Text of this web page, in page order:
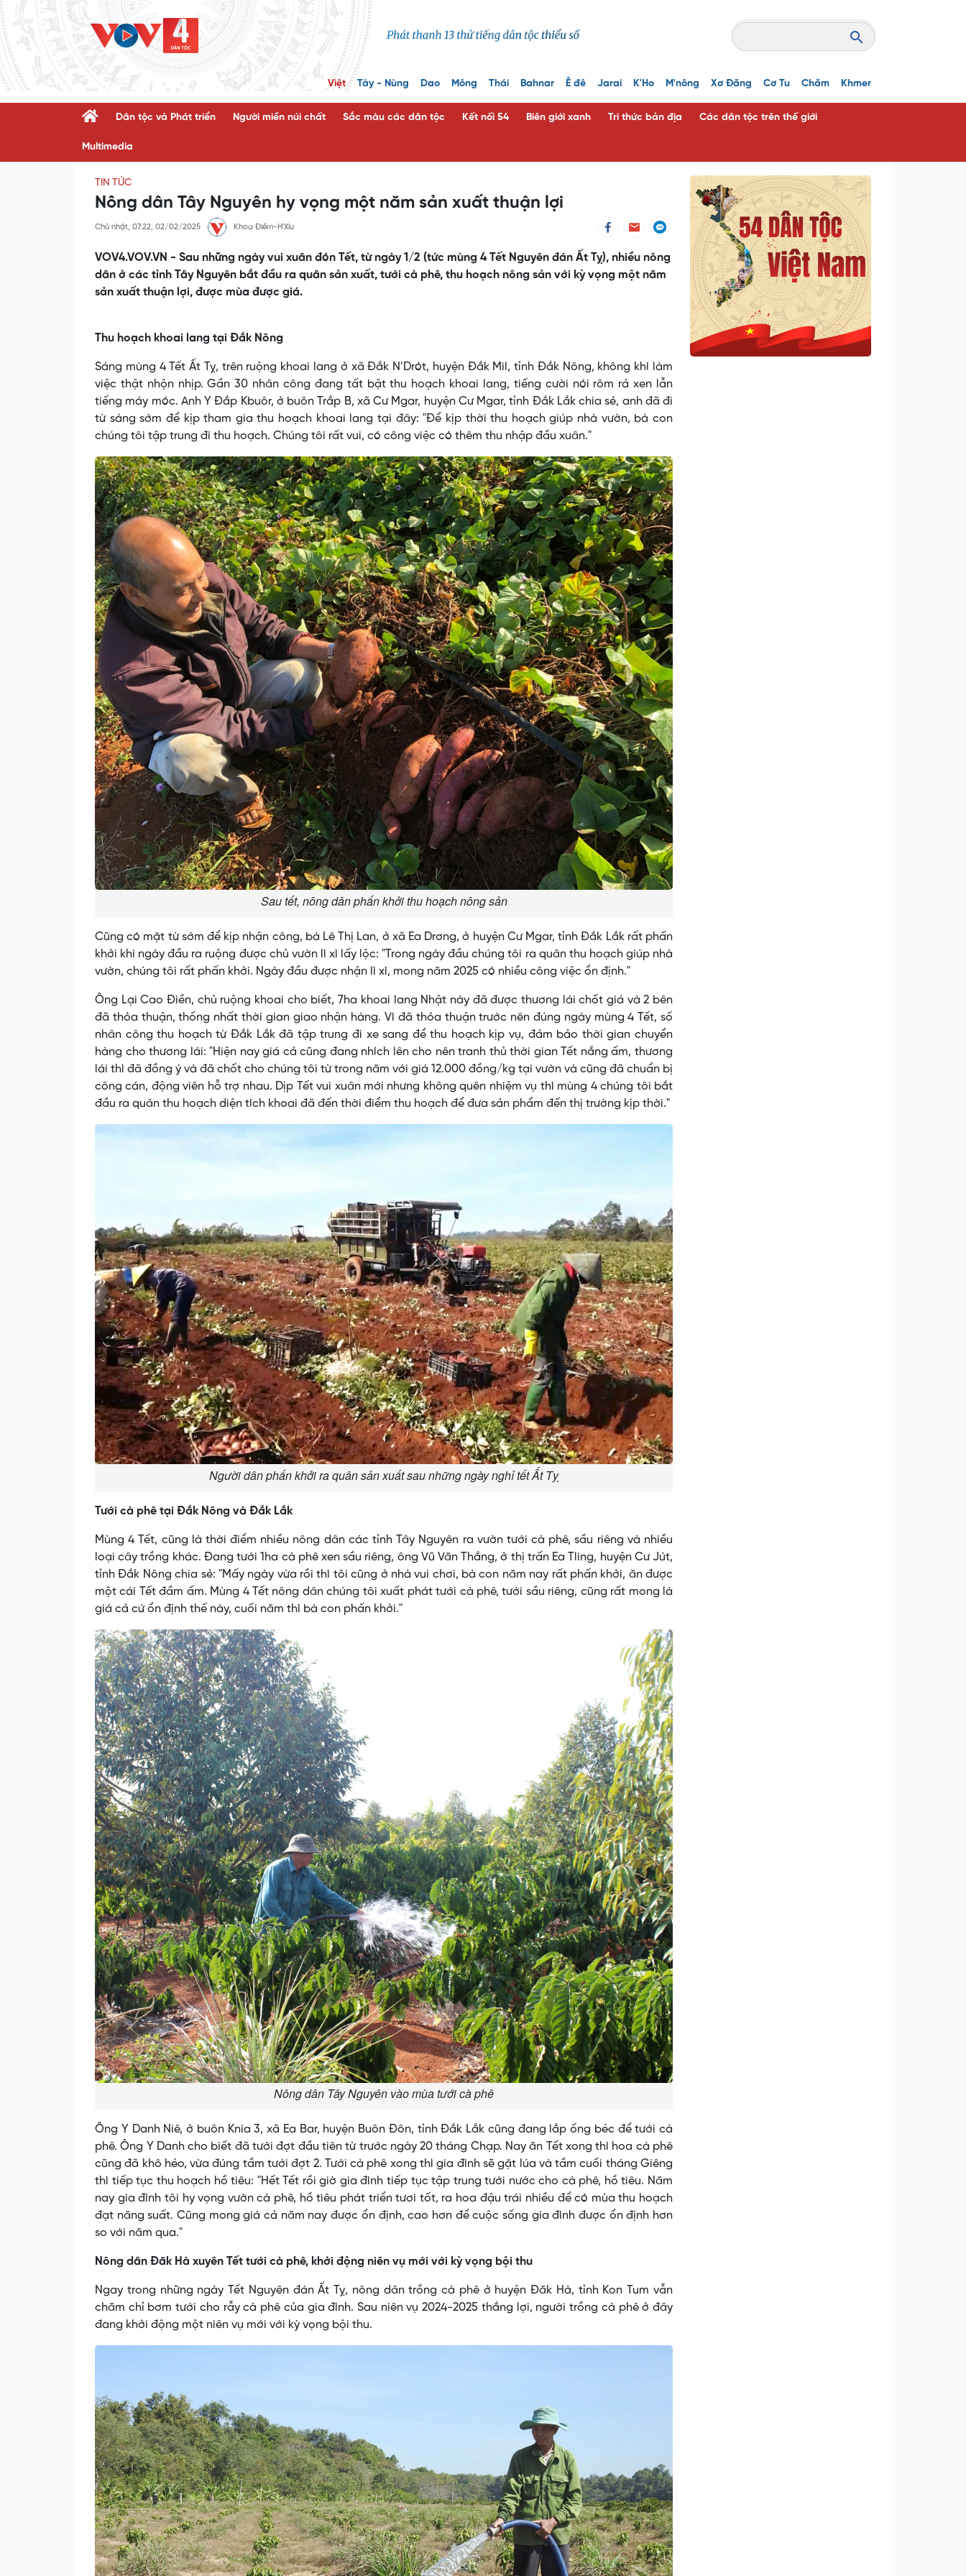
Việt Tày - Nùng Dao Mông Thái Bahnar Ê đê Jarai K'Ho M'nông Xơ Đăng Cơ Tu Chăm Khmer
Dân tộc và Phát triển Người miền núi chất Sắc màu các dân tộc Kết nối 54 Biên giới xanh Tri thức bản địa Các dân tộc trên thế giới
Multimedia
TIN TỨC
Nông dân Tây Nguyên hy vọng một năm sản xuất thuận lợi
Chủ nhật, 07:22, 02/02/2025 Khoa Điềm-H'Xíu
VOV4.VOV.VN - Sau những ngày vui xuân đón Tết, từ ngày 1/2 (tức mùng 4 Tết Nguyên đán Ất Tỵ), nhiều nông
dân ở các tỉnh Tây Nguyên bắt đầu ra quân sản xuất, tưới cà phê, thu hoạch nông sản với kỳ vọng một năm
sản xuất thuận lợi, được mùa được giá.
Thu hoạch khoai lang tại Đắk Nông
Sáng mùng 4 Tết Ất Tỵ, trên ruộng khoai lang ở xã Đắk N’Drót, huyện Đắk Mil, tỉnh Đắk Nông, không khí làm
việc thật nhộn nhịp. Gần 30 nhân công đang tất bật thu hoạch khoai lang, tiếng cười nói rôm rả xen lẫn
tiếng máy móc. Anh Y Đắp Kbuôr, ở buôn Trắp B, xã Cư Mgar, huyện Cư Mgar, tỉnh Đắk Lắk chia sẻ, anh đã đi
từ sáng sớm để kịp tham gia thu hoạch khoai lang tại đây: "Để kịp thời thu hoạch giúp nhà vườn, bà con
chúng tôi tập trung đi thu hoạch. Chúng tôi rất vui, có công việc có thêm thu nhập đầu xuân."
Sau tết, nông dân phấn khởi thu hoạch nông sản
Cũng có mặt từ sớm để kịp nhận công, bà Lê Thị Lan, ở xã Ea Drơng, ở huyện Cư Mgar, tỉnh Đắk Lắk rất phấn
khởi khi ngày đầu ra ruộng được chủ vườn lì xì lấy lộc: "Trong ngày đầu chúng tôi ra quân thu hoạch giúp nhà
vườn, chúng tôi rất phấn khởi. Ngày đầu được nhận lì xì, mong năm 2025 có nhiều công việc ổn định."
Ông Lại Cao Điền, chủ ruộng khoai cho biết, 7ha khoai lang Nhật này đã được thương lái chốt giá và 2 bên
đã thỏa thuận, thống nhất thời gian giao nhận hàng. Vì đã thỏa thuận trước nên đúng ngày mùng 4 Tết, số
nhân công thu hoạch từ Đắk Lắk đã tập trung đi xe sang để thu hoạch kịp vụ, đảm bảo thời gian chuyển
hàng cho thương lái: "Hiện nay giá cả cũng đang nhích lên cho nên tranh thủ thời gian Tết nắng ấm, thương
lái thì đã đồng ý và đã chốt cho chúng tôi từ trong năm với giá 12.000 đồng/kg tại vườn và cũng đã chuẩn bị
công cán, động viên hỗ trợ nhau. Dịp Tết vui xuân mới nhưng không quên nhiệm vụ thì mùng 4 chúng tôi bắt
đầu ra quân thu hoạch diện tích khoai đã đến thời điểm thu hoạch để đưa sản phẩm đến thị trường kịp thời."
Người dân phấn khởi ra quân sản xuất sau những ngày nghỉ tết Ất Tỵ
Tưới cà phê tại Đắk Nông và Đắk Lắk
Mùng 4 Tết, cũng là thời điểm nhiều nông dân các tỉnh Tây Nguyên ra vườn tưới cà phê, sầu riêng và nhiều
loại cây trồng khác. Đang tưới 1ha cà phê xen sầu riêng, ông Vũ Văn Thắng, ở thị trấn Ea Tling, huyện Cư Jút,
tỉnh Đắk Nông chia sẻ: "Mấy ngày vừa rồi thì tôi cũng ở nhà vui chơi, bà con năm nay rất phấn khởi, ăn được
một cái Tết đầm ấm. Mùng 4 Tết nông dân chúng tôi xuất phát tưới cà phê, tưới sầu riêng, cũng rất mong là
giá cả cứ ổn định thế này, cuối năm thì bà con phấn khởi."
Nông dân Tây Nguyên vào mùa tưới cà phê
Ông Y Danh Niê, ở buôn Knia 3, xã Ea Bar, huyện Buôn Đôn, tỉnh Đắk Lắk cũng đang lắp ống béc để tưới cà
phê. Ông Y Danh cho biết đã tưới đợt đầu tiên từ trước ngày 20 tháng Chạp. Nay ăn Tết xong thì hoa cà phê
cũng đã khô héo, vừa đúng tầm tưới đợt 2. Tưới cà phê xong thì gia đình sẽ gặt lúa và tầm cuối tháng Giêng
thì tiếp tục thu hoạch hồ tiêu: "Hết Tết rồi giờ gia đình tiếp tục tập trung tưới nước cho cà phê, hồ tiêu. Năm
nay gia đình tôi hy vọng vườn cà phê, hồ tiêu phát triển tươi tốt, ra hoa đậu trái nhiều để có mùa thu hoạch
đạt năng suất. Cũng mong giá cả năm nay được ổn định, cao hơn để cuộc sống gia đình được ổn định hơn
so với năm qua."
Nông dân Đăk Hà xuyên Tết tưới cà phê, khởi động niên vụ mới với kỳ vọng bội thu
Ngay trong những ngày Tết Nguyên đán Ất Tỵ, nông dân trồng cà phê ở huyện Đăk Hà, tỉnh Kon Tum vẫn
chăm chỉ bơm tưới cho rẫy cà phê của gia đình. Sau niên vụ 2024-2025 thắng lợi, người trồng cà phê ở đây
đang khởi động một niên vụ mới với kỳ vọng bội thu.